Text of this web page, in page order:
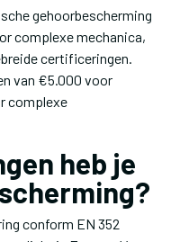
gehoorbescherming
complexe mechanica,
certificeringen.
van €5.000 voor
complexe
heb je
conform EN 352